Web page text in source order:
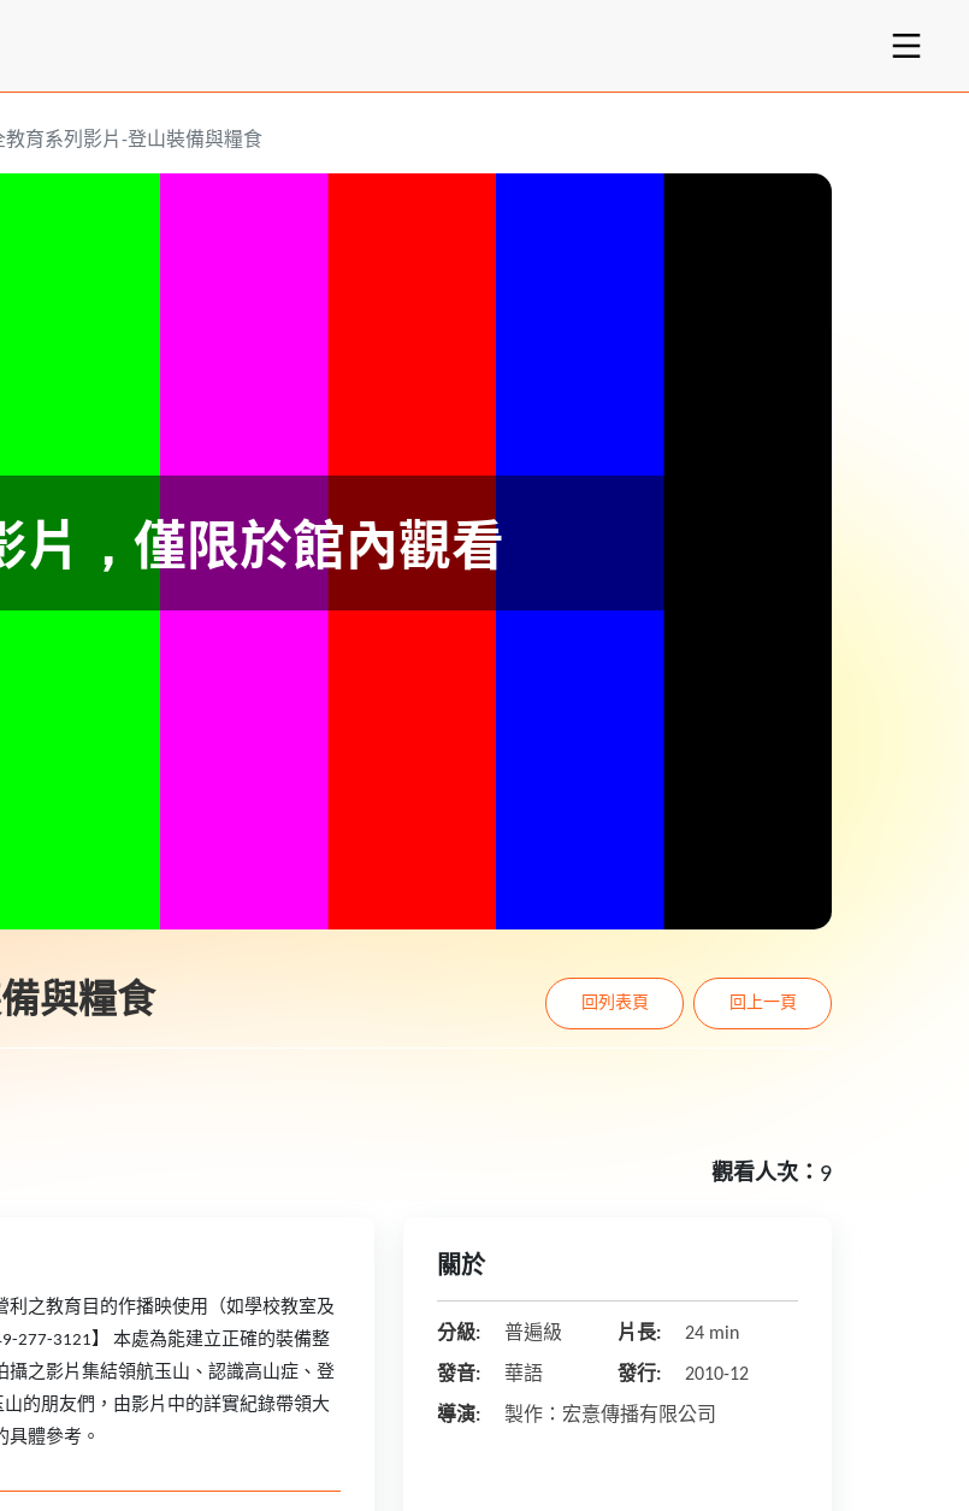
教育系列影片-登山裝備與糧食
與糧食 回列表頁 回上一頁
觀看人次： 9
利之教育目的作播映使用（如學校教室及
277-3121】 本處為能建立正確的裝備整
之影片集結領航玉山、認識高山症、登
的朋友們，由影片中的詳實紀錄帶領大
具體參考。
關於
分級: 普遍級 片長: 24 min
發音: 華語 發行: 2010-12
導演: 製作：宏憙傳播有限公司